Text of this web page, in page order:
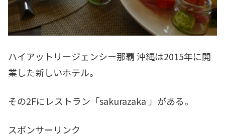
ハイアットリージェンシー那覇 沖縄は2015年に開
業した新しいホテル。
その2Fにレストラン「sakurazaka 」がある。
スポンサーリンク